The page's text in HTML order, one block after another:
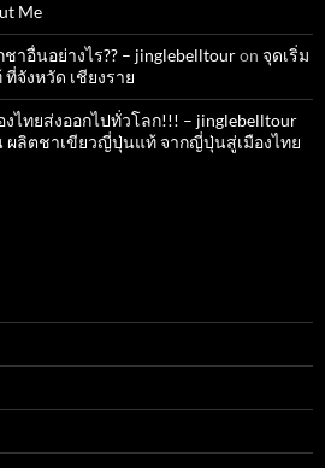
Me
อื่นอย่างไร?? – jinglebelltouron จุดเริ่ม
จังหวัด เชียงราย
ไทยส่งออกไปทั่วโลก!!! – jinglebelltour
ผลิตชาเขียวญี่ปุ่นแท้ จากญี่ปุ่นสู่เมืองไทย